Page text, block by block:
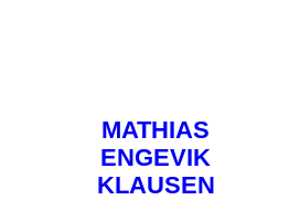
MATHIAS
ENGEVIK
KLAUSEN